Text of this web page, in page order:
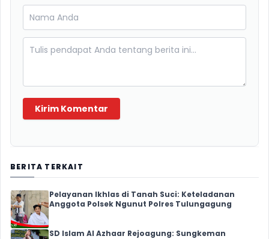
BERITA TERKAIT
Pelayanan Ikhlas di Tanah Suci: Keteladanan
Anggota Polsek Ngunut Polres Tulungagung
SD Islam Al Azhaar Rejoagung: Sungkeman
Kirim Komentar